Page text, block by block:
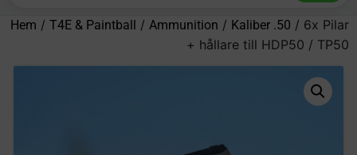
Hem / T4E & Paintball / Ammunition / Kaliber .50 / 6x Pilar
+ hållare till HDP50 / TP50